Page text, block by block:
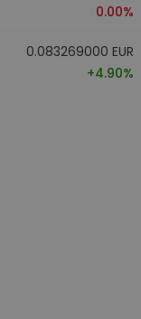
0.00%
0.083269000 EUR
+4.90%